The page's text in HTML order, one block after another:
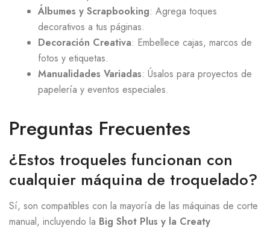
Álbumes y Scrapbooking: Agrega toques
decorativos a tus páginas.
Decoración Creativa: Embellece cajas, marcos de
fotos y etiquetas.
Manualidades Variadas: Úsalos para proyectos de
papelería y eventos especiales.
Preguntas Frecuentes
¿Estos troqueles funcionan con
cualquier máquina de troquelado?
Sí, son compatibles con la mayoría de las máquinas de corte
manual, incluyendo la Big Shot Plus y la Creaty